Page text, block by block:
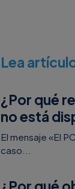
Lea
¿Por qué
no está
El mensaje «El
caso...